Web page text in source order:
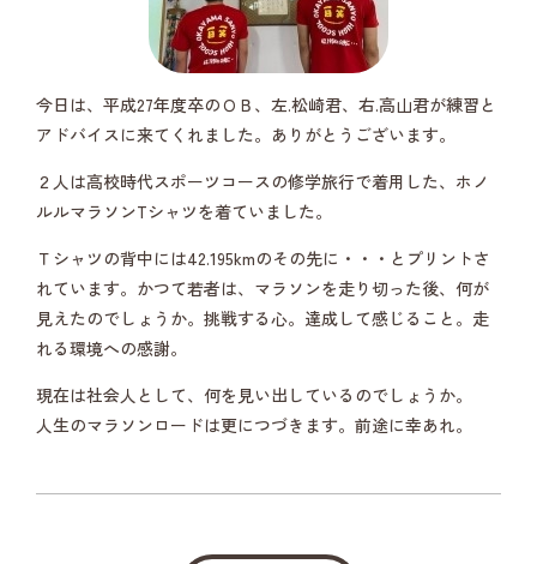
今日は、平成27年度卒のＯＢ、左.松崎君、右.高山君が練習と
アドバイスに来てくれました。ありがとうございます。
２人は高校時代スポーツコースの修学旅行で着用した、ホノ
ルルマラソンTシャツを着ていました。
Ｔシャツの背中には42.195kmのその先に・・・とプリントさ
れています。かつて若者は、マラソンを走り切った後、何が
見えたのでしょうか。挑戦する心。達成して感じること。走
れる環境への感謝。
現在は社会人として、何を見い出しているのでしょうか。
人生のマラソンロードは更につづきます。前途に幸あれ。